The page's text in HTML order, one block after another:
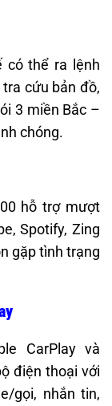
có thể ra lệnh
cứu bản đồ,
3 miền Bắc –
chóng.
hỗ trợ mượt
Spotify, Zing
gặp tình trạng
CarPlay và
điện thoại với
gọi, nhắn tin,